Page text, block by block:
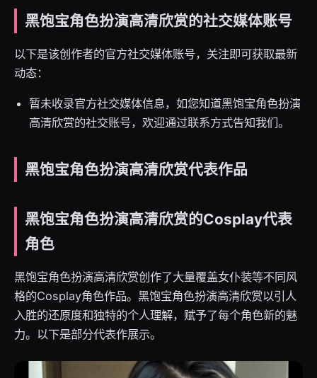
黑饱宝角色扮演高清欣赏的社交媒体账号
以下是该创作者的官方社交媒体账号，关注即可获取最新
动态：
暂未收录官方社交媒体信息，如您知道黑饱宝角色扮演
高清欣赏的社交账号，欢迎通过联系方式告知我们。
黑饱宝角色扮演高清欣赏代表作品
黑饱宝角色扮演高清欣赏的Cosplay代表
角色
黑饱宝角色扮演高清欣赏创作了大量覆盖女仆装等不同风
格的Cosplay角色作品。黑饱宝角色扮演高清欣赏以引人
入胜的还原度和独特的个人理解，赋予了每个角色新的魅
力。以下是部分代表作展示。